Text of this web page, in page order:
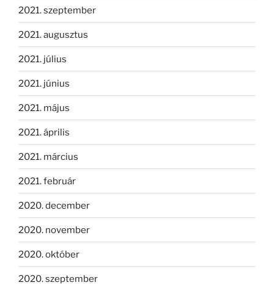
2021. szeptember
2021. augusztus
2021. július
2021. június
2021. május
2021. április
2021. március
2021. február
2020. december
2020. november
2020. október
2020. szeptember